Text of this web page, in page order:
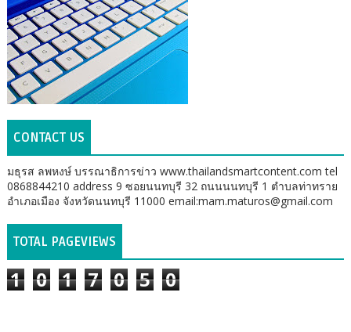
CONTACT US
มธุรส ลพหงษ์ บรรณาธิการข่าว www.thailandsmartcontent.com tel
0868844210 address 9 ซอยนนทบุรี 32 ถนนนนทบุรี 1 ตำบลท่าทราย
อำเภอเมือง จังหวัดนนทบุรี 11000 email:mam.maturos@gmail.com
TOTAL PAGEVIEWS
1 0 1 7 0 5 0